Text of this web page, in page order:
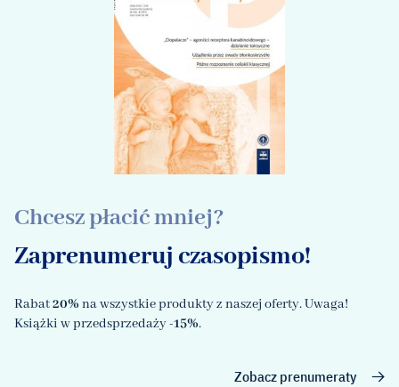
Chcesz płacić mniej?
Zaprenumeruj czasopismo!
Rabat20% na wszystkie produkty z naszej oferty. Uwaga!
Książki w przedsprzedaży-15%.
Zobacz prenumeraty